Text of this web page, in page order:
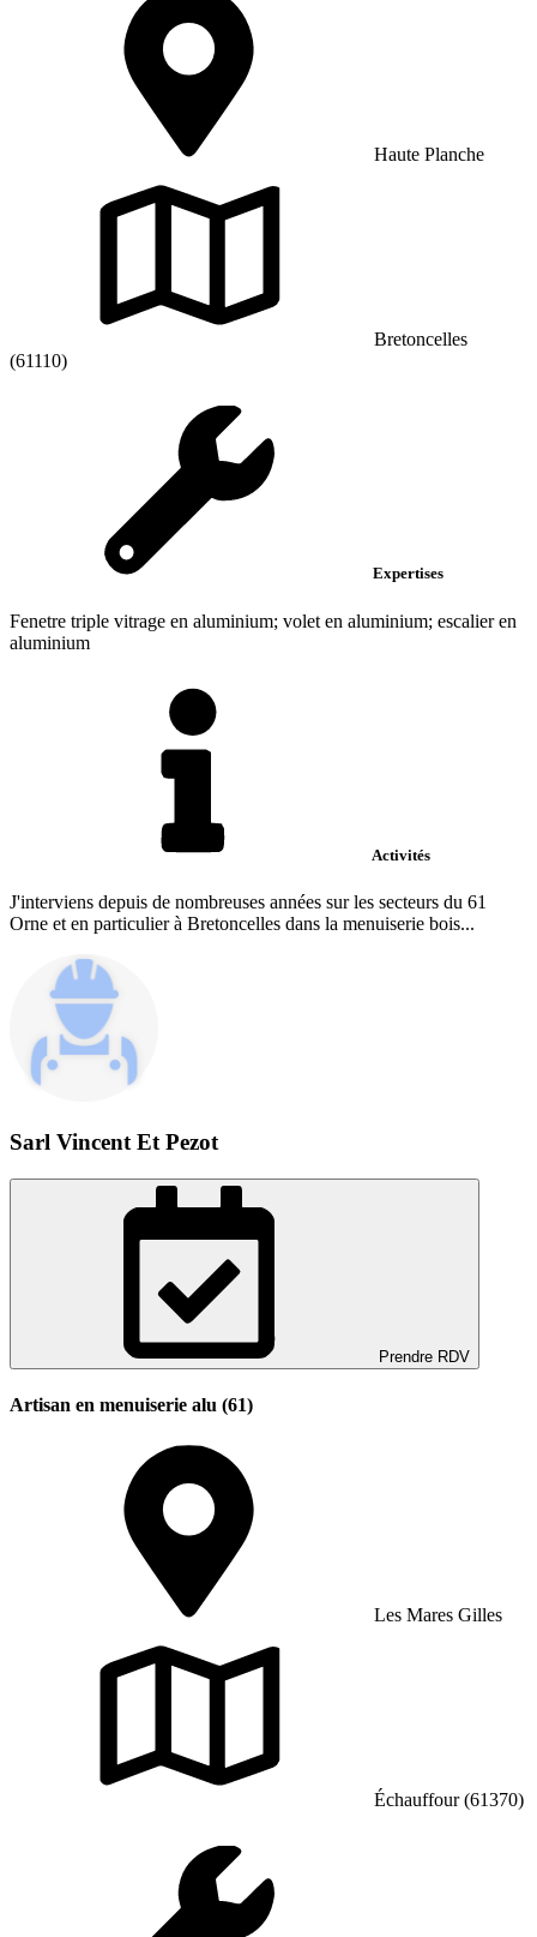
Haute Planche
Bretoncelles
(61110)
Expertises
Fenetre triple vitrage en aluminium; volet en aluminium; escalier en
aluminium
Activités
J'interviens depuis de nombreuses années sur les secteurs du 61
Orne et en particulier à Bretoncelles dans la menuiserie bois...
Sarl Vincent Et Pezot
Prendre RDV
Artisan en menuiserie alu (61)
Les Mares Gilles
Échauffour (61370)